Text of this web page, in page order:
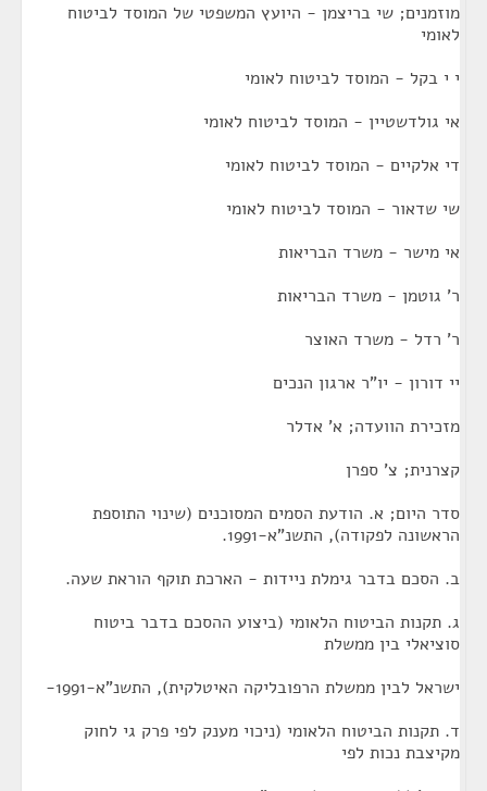
מוזמנים; שי בריצמן - היועץ המשפטי של המוסד לביטוח
לאומי
י י בקל - המוסד לביטוח לאומי
אי גולדשטיין - המוסד לביטוח לאומי
די אלקיים - המוסד לביטוח לאומי
שי שדאור - המוסד לביטוח לאומי
אי מישר - משרד הבריאות
ר' גוטמן - משרד הבריאות
ר' רדל - משרד האוצר
יי דורון - יו"ר ארגון הנכים
מזכירת הוועדה; א' אדלר
קצרנית; צ' ספרן
סדר היום; א. הודעת הסמים המסוכנים (שינוי התוספת
הראשונה לפקודה), התשנ"א-1991.
ב. הסכם בדבר גימלת ניידות - הארכת תוקף הוראת שעה.
ג. תקנות הביטוח הלאומי (ביצוע ההסכם בדבר ביטוח
סוציאלי בין ממשלת
ישראל לבין ממשלת הרפובליקה האיטלקית), התשנ"א-1991-
ד. תקנות הביטוח הלאומי (ניכוי מענק לפי פרק גי לחוק
מקיצבת נכות לפי